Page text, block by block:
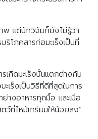
พ แต่นักวิจัยก็ยังไม่รู้ว่า
โภคสารก่อมะเร็งเป็นที่
เกิดมะเร็งนั้นแตกต่างกัน
เร็งเป็นวิธีที่ดีที่สุดในการ
างอาหารทุกมื้อ และเมื่อ
ว์ที่ไหม้เกรียมให้น้อยลง”